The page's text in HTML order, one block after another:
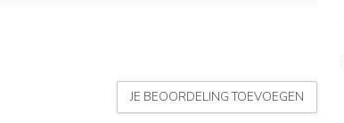
JE BEOORDELING TOEVOEGEN